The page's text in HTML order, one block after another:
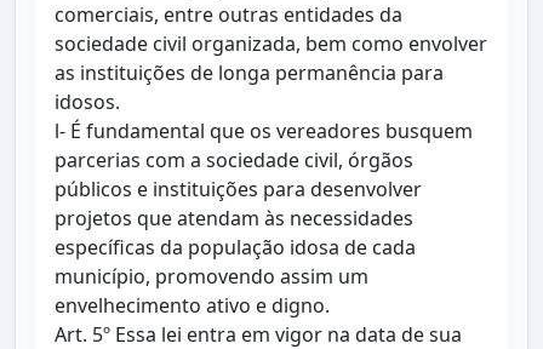
comerciais, entre outras entidades da
sociedade civil organizada, bem como envolver
as instituições de longa permanência para
idosos.
l- É fundamental que os vereadores busquem
parcerias com a sociedade civil, órgãos
públicos e instituições para desenvolver
projetos que atendam às necessidades
específicas da população idosa de cada
município, promovendo assim um
envelhecimento ativo e digno.
Art. 5º Essa lei entra em vigor na data de sua